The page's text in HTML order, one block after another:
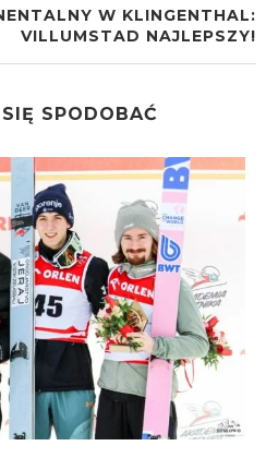
W KLINGENTHAL:
VILLUMSTAD NAJLEPSZY!
SPODOBAĆ